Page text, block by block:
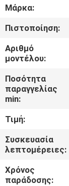
ΠΕΡΊΠΟΥ
ΕΜΕΊΣ
ΓΎΡΟΣ
ΈΛΕΓΧΟΣ
ΜΑΣ
ΕΛΆΤΕ
Μάρκα:
Πιστοποίηση:
Αριθμό
μοντέλου:
Ποσότητα
παραγγελίας
min:
Τιμή:
Συσκευασία
λεπτομέρειες:
Χρόνος
παράδοσης: